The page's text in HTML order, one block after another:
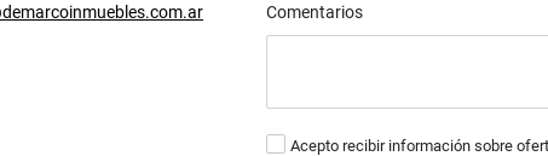
Comentarios
Acepto recibir información sobre